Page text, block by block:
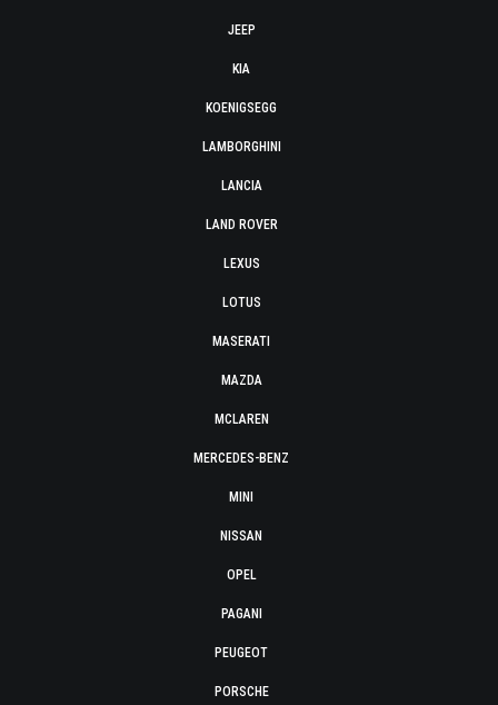
JEEP
KIA
KOENIGSEGG
LAMBORGHINI
LANCIA
LAND ROVER
LEXUS
LOTUS
MASERATI
MAZDA
MCLAREN
MERCEDES-BENZ
MINI
NISSAN
OPEL
PAGANI
PEUGEOT
PORSCHE